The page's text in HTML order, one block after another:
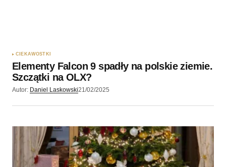
CIEKAWOSTKI
Elementy Falcon 9 spadły na polskie ziemie.
Szczątki na OLX?
Autor: Daniel Laskowski21/02/2025